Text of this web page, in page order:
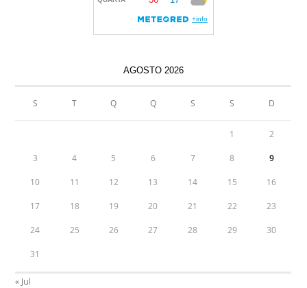
AGOSTO 2026
S T Q Q S S D
1 2
3 4 5 6 7 8 9
10 11 12 13 14 15 16
17 18 19 20 21 22 23
24 25 26 27 28 29 30
31
« Jul